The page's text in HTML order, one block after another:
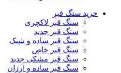
خرید سنگ قبر
سنگ قبر لاکچری
سنگ قبر جدید
سنگ قبر ساده و شیک
سنگ قبر خاص
سنگ قبر مشکی جدید
سنگ قبر ساده و ارزان